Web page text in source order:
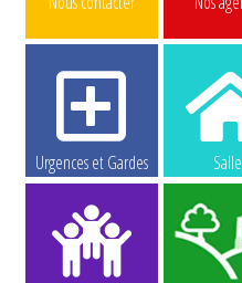
Urgences et Gardes